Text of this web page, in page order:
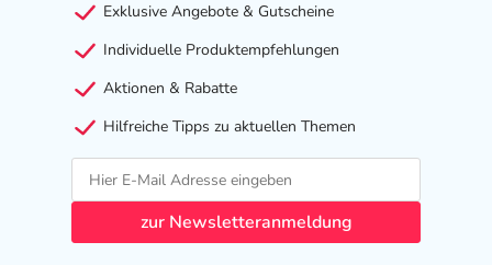
Exklusive Angebote & Gutscheine
Individuelle Produktempfehlungen
Aktionen & Rabatte
Hilfreiche Tipps zu aktuellen Themen
zur Newsletteranmeldung